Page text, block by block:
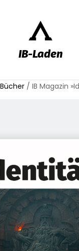
IB-Laden
/ IB Magazin